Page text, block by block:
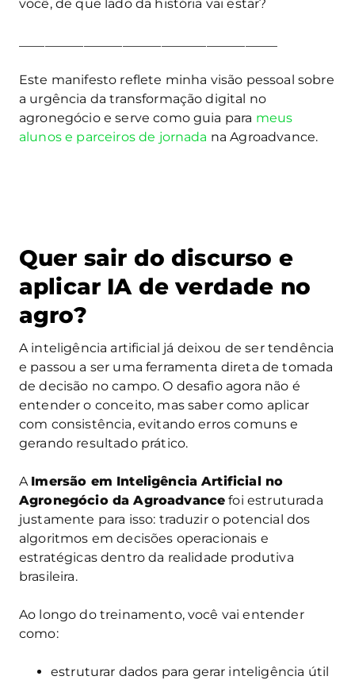
você, de que lado da história vai estar?
Este manifesto reflete minha visão pessoal sobre
a urgência da transformação digital no
agronegócio e serve como guia para meus
alunos e parceiros de jornada na Agroadvance.
Quer sair do discurso e
aplicar IA de verdade no
agro?
A inteligência artificial já deixou de ser tendência
e passou a ser uma ferramenta direta de tomada
de decisão no campo. O desafio agora não é
entender o conceito, mas saber como aplicar
com consistência, evitando erros comuns e
gerando resultado prático.
A Imersão em Inteligência Artificial no
Agronegócio da Agroadvance foi estruturada
justamente para isso: traduzir o potencial dos
algoritmos em decisões operacionais e
estratégicas dentro da realidade produtiva
brasileira.
Ao longo do treinamento, você vai entender
como:
estruturar dados para gerar inteligência útil